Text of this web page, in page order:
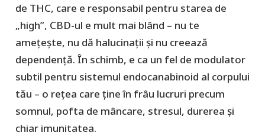
de THC, care e responsabil pentru starea de
„high”, CBD-ul e mult mai blând – nu te
amețește, nu dă halucinații și nu creează
dependență. În schimb, e ca un fel de modulator
subtil pentru sistemul endocanabinoid al corpului
tău – o rețea care ține în frâu lucruri precum
somnul, pofta de mâncare, stresul, durerea și
chiar imunitatea.